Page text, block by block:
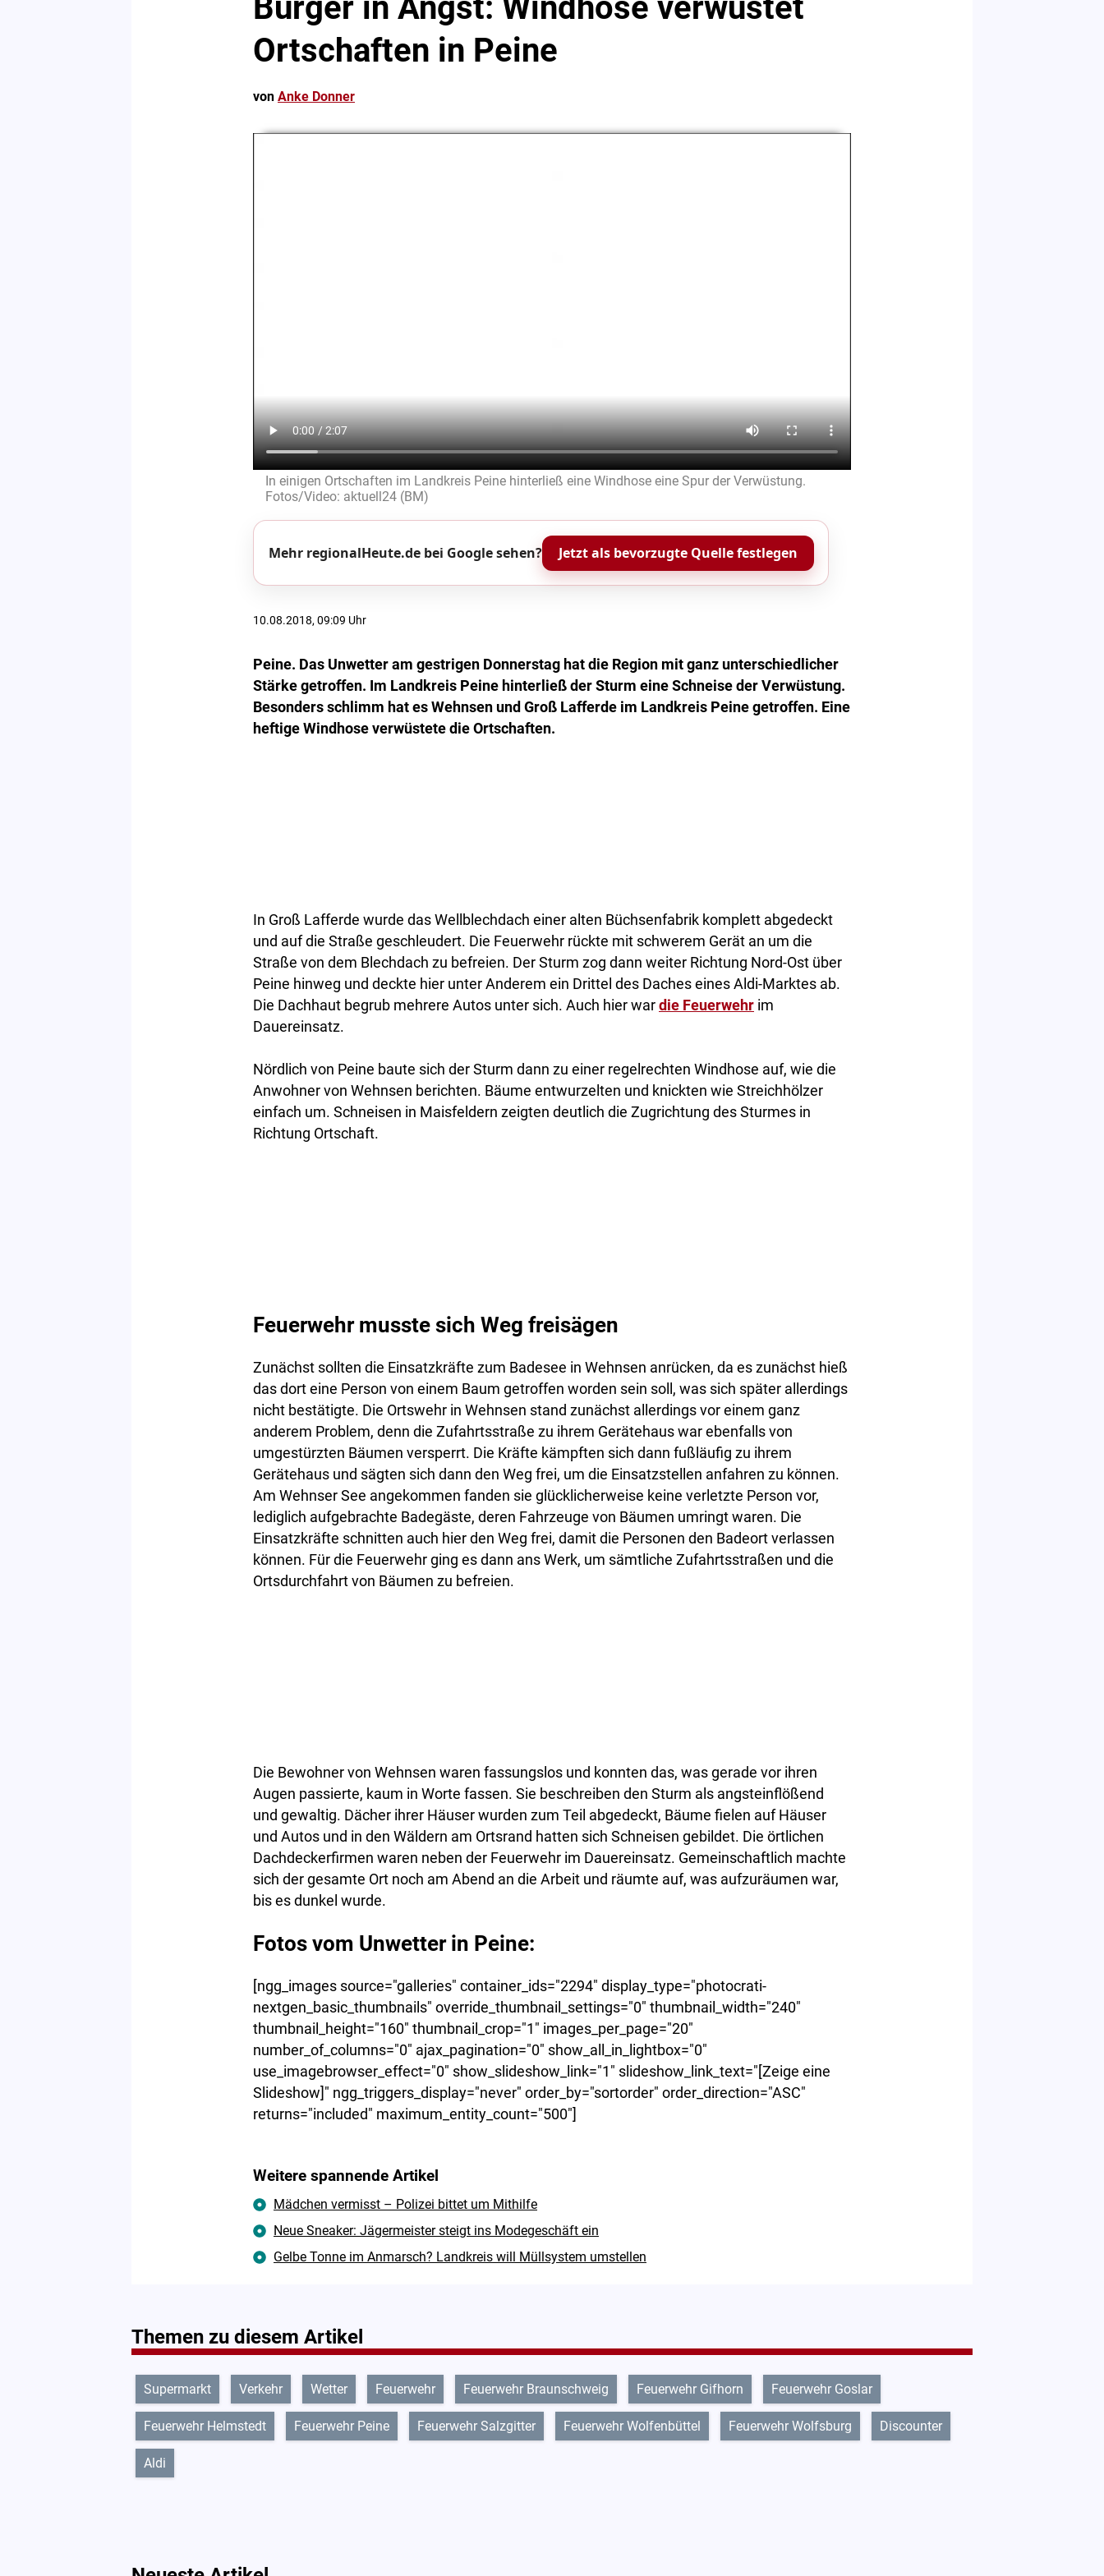
Bürger in Angst: Windhose verwüstet
Ortschaften in Peine
von Anke Donner
In einigen Ortschaften im Landkreis Peine hinterließ eine Windhose eine Spur der Verwüstung.
Fotos/Video: aktuell24 (BM)
Mehr regionalHeute.de bei Google sehen? Jetzt als bevorzugte Quelle festlegen
10.08.2018, 09:09 Uhr
Peine. Das Unwetter am gestrigen Donnerstag hat die Region mit ganz unterschiedlicher
Stärke getroffen. Im Landkreis Peine hinterließ der Sturm eine Schneise der Verwüstung.
Besonders schlimm hat es Wehnsen und Groß Lafferde im Landkreis Peine getroffen. Eine
heftige Windhose verwüstete die Ortschaften.
In Groß Lafferde wurde das Wellblechdach einer alten Büchsenfabrik komplett abgedeckt
und auf die Straße geschleudert. Die Feuerwehr rückte mit schwerem Gerät an um die
Straße von dem Blechdach zu befreien. Der Sturm zog dann weiter Richtung Nord-Ost über
Peine hinweg und deckte hier unter Anderem ein Drittel des Daches eines Aldi-Marktes ab.
Die Dachhaut begrub mehrere Autos unter sich. Auch hier war die Feuerwehr im
Dauereinsatz.
Nördlich von Peine baute sich der Sturm dann zu einer regelrechten Windhose auf, wie die
Anwohner von Wehnsen berichten. Bäume entwurzelten und knickten wie Streichhölzer
einfach um. Schneisen in Maisfeldern zeigten deutlich die Zugrichtung des Sturmes in
Richtung Ortschaft.
Feuerwehr musste sich Weg freisägen
Zunächst sollten die Einsatzkräfte zum Badesee in Wehnsen anrücken, da es zunächst hieß
das dort eine Person von einem Baum getroffen worden sein soll, was sich später allerdings
nicht bestätigte. Die Ortswehr in Wehnsen stand zunächst allerdings vor einem ganz
anderem Problem, denn die Zufahrtsstraße zu ihrem Gerätehaus war ebenfalls von
umgestürzten Bäumen versperrt. Die Kräfte kämpften sich dann fußläufig zu ihrem
Gerätehaus und sägten sich dann den Weg frei, um die Einsatzstellen anfahren zu können.
Am Wehnser See angekommen fanden sie glücklicherweise keine verletzte Person vor,
lediglich aufgebrachte Badegäste, deren Fahrzeuge von Bäumen umringt waren. Die
Einsatzkräfte schnitten auch hier den Weg frei, damit die Personen den Badeort verlassen
können. Für die Feuerwehr ging es dann ans Werk, um sämtliche Zufahrtsstraßen und die
Ortsdurchfahrt von Bäumen zu befreien.
Die Bewohner von Wehnsen waren fassungslos und konnten das, was gerade vor ihren
Augen passierte, kaum in Worte fassen. Sie beschreiben den Sturm als angsteinflößend
und gewaltig. Dächer ihrer Häuser wurden zum Teil abgedeckt, Bäume fielen auf Häuser
und Autos und in den Wäldern am Ortsrand hatten sich Schneisen gebildet. Die örtlichen
Dachdeckerfirmen waren neben der Feuerwehr im Dauereinsatz. Gemeinschaftlich machte
sich der gesamte Ort noch am Abend an die Arbeit und räumte auf, was aufzuräumen war,
bis es dunkel wurde.
Fotos vom Unwetter in Peine:
[ngg_images source="galleries" container_ids="2294" display_type="photocrati-
nextgen_basic_thumbnails" override_thumbnail_settings="0" thumbnail_width="240"
thumbnail_height="160" thumbnail_crop="1" images_per_page="20"
number_of_columns="0" ajax_pagination="0" show_all_in_lightbox="0"
use_imagebrowser_effect="0" show_slideshow_link="1" slideshow_link_text="[Zeige eine
Slideshow]" ngg_triggers_display="never" order_by="sortorder" order_direction="ASC"
returns="included" maximum_entity_count="500"]
Weitere spannende Artikel
Mädchen vermisst – Polizei bittet um Mithilfe
Neue Sneaker: Jägermeister steigt ins Modegeschäft ein
Gelbe Tonne im Anmarsch? Landkreis will Müllsystem umstellen
Themen zu diesem Artikel
Supermarkt Verkehr Wetter Feuerwehr Feuerwehr Braunschweig Feuerwehr Gifhorn Feuerwehr Goslar
Feuerwehr Helmstedt Feuerwehr Peine Feuerwehr Salzgitter Feuerwehr Wolfenbüttel Feuerwehr Wolfsburg Discounter
Aldi